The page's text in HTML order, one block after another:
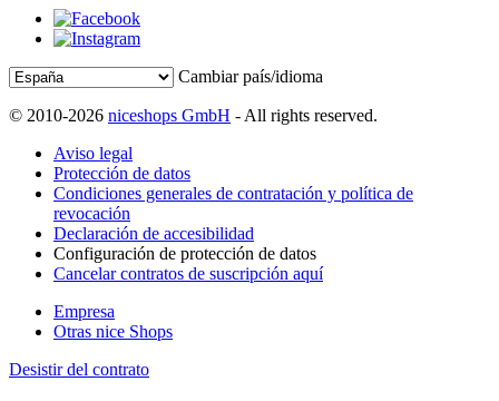
Cambiar país/idioma
© 2010-2026 niceshops GmbH - All rights reserved.
Aviso legal
Protección de datos
Condiciones generales de contratación y política de
revocación
Declaración de accesibilidad
Configuración de protección de datos
Cancelar contratos de suscripción aquí
Empresa
Otras nice Shops
Desistir del contrato